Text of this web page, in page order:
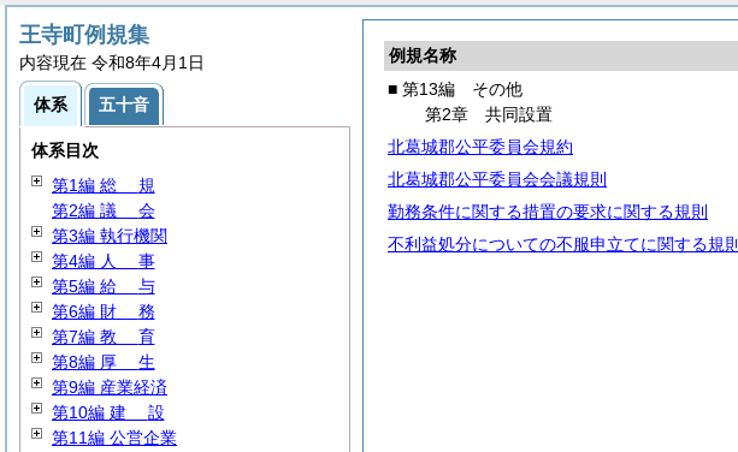
例規名称
■ 第13編 その他
第2章 共同設置
北葛城郡公平委員会規約
北葛城郡公平委員会会議規則
勤務条件に関する措置の要求に関する規則
不利益処分についての不服申立てに関する規則
王寺町例規集
内容現在 令和8年4月1日
体系 五十音
体系目次
第1編 総 規
第2編 議 会
第3編 執行機関
第4編 人 事
第5編 給 与
第6編 財 務
第7編 教 育
第8編 厚 生
第9編 産業経済
第10編 建 設
第11編 公営企業